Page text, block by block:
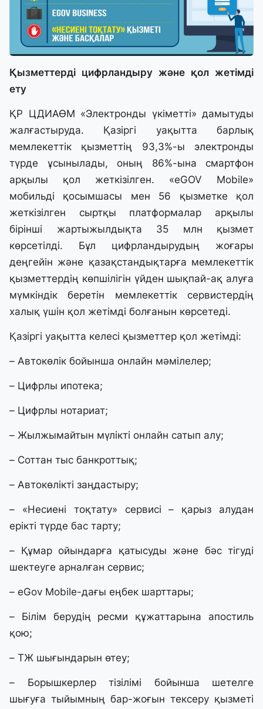
Қызметтерді цифрландыру және қол жетімді
ету
ҚР ЦДИАӨМ «Электронды үкіметті» дамытуды
жалғастыруда. Қазіргі уақытта барлық
мемлекеттік қызметтің 93,3%-ы электронды
түрде ұсынылады, оның 86%-ына смартфон
арқылы қол жеткізілген. «eGOV Mobile»
мобильді қосымшасы мен 56 қызметке қол
жеткізілген сыртқы платформалар арқылы
бірінші жартыжылдықта 35 млн қызмет
көрсетілді. Бұл цифрландырудың жоғары
деңгейін және қазақстандықтарға мемлекеттік
қызметтердің көпшілігін үйден шықпай-ақ алуға
мүмкіндік беретін мемлекеттік сервистердің
халық үшін қол жетімді болғанын көрсетеді.
Қазіргі уақытта келесі қызметтер қол жетімді:
– Автокөлік бойынша онлайн мәмілелер;
– Цифрлы ипотека;
– Цифрлы нотариат;
– Жылжымайтын мүлікті онлайн сатып алу;
– Соттан тыс банкроттық;
– Автокөлікті заңдастыру;
– «Несиені тоқтату» сервисі – қарыз алудан
ерікті түрде бас тарту;
– Құмар ойындарға қатысуды және бәс тігуді
шектеуге арналған сервис;
– еGov Mobile-дағы еңбек шарттары;
– Білім берудің ресми құжаттарына апостиль
қою;
– ТЖ шығындарын өтеу;
– Борышкерлер тізілімі бойынша шетелге
шығуға тыйымның бар-жоғын тексеру қызметі